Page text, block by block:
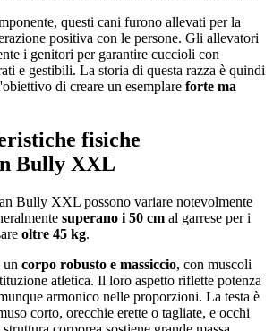
questi cani furono allevati per la
positiva con le persone. Gli allevatori
i genitori per garantire cuccioli con
e gestibili. La storia di questa razza è quindi
di creare un esemplare forte ma
fisiche
Bully XXL
Bully XXL possono variare notevolmente
superano i 50 cm al garrese per i
oltre 45 kg.
un corpo robusto e massiccio, con muscoli
atletica. Il loro aspetto riflette potenza
armonico nelle proporzioni. La testa è
corto, orecchie erette o tagliate, e occhi